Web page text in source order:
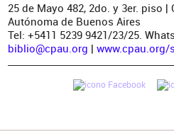
25 de Mayo 482, 2do. y 3er. piso |
Autónoma de Buenos Aires
Tel: +5411 5239 9421/23/25.
biblio@cpau.org |